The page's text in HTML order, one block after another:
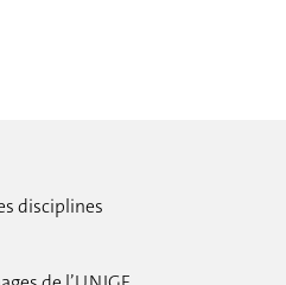
disciplines